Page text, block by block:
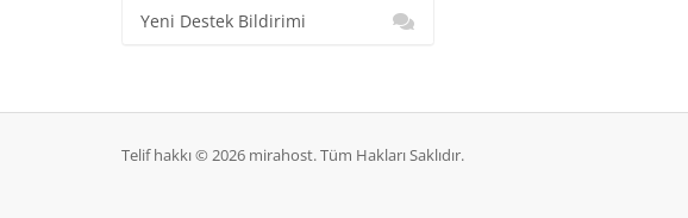
Yeni Destek Bildirimi
Telif hakkı © 2026 mirahost. Tüm Hakları Saklıdır.